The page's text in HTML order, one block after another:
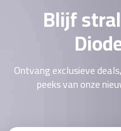
Blijf
Ontvang exclusieve
peeks van onze